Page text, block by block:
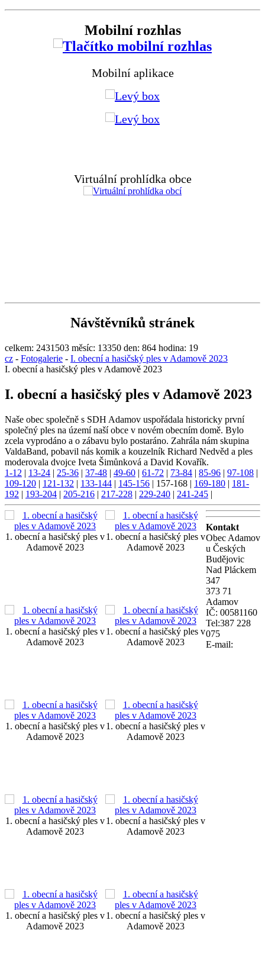
Mobilní rozhlas
Mobilní aplikace
Virtuální prohlídka obce
Návštěvníků stránek
celkem: 2431503 měsíc: 13350 den: 864 hodina: 19
cz - Fotogalerie - I. obecní a hasičský ples v Adamově 2023
I. obecní a hasičský ples v Adamově 2023
I. obecní a hasičský ples v Adamově 2023
Naše obec společně s SDH Adamov uspořádala historicky první
společný ples na území naší obce v novém obecním domě. Bylo
zcela vyprodáno a o zábavu bylo postaráno. Zahrála nám skupina
ValdaBand, pobavil nás komik a kouzelník Richard Nedvěd a ples
moderovala dvojce Iveta Šimůnková a David Kovařík.
1-12 | 13-24 | 25-36 | 37-48 | 49-60 | 61-72 | 73-84 | 85-96 | 97-108 |
109-120 | 121-132 | 133-144 | 145-156 | 157-168 | 169-180 | 181-
192 | 193-204 | 205-216 | 217-228 | 229-240 | 241-245 |
1. obecní a hasičský ples v
Adamově 2023
1. obecní a hasičský ples v
Adamově 2023
1. obecní a hasičský ples v
Adamově 2023
1. obecní a hasičský ples v
Adamově 2023
1. obecní a hasičský ples v
Adamově 2023
1. obecní a hasičský ples v
Adamově 2023
1. obecní a hasičský ples v
Adamově 2023
1. obecní a hasičský ples v
Adamově 2023
1. obecní a hasičský ples v
Adamově 2023
1. obecní a hasičský ples v
Adamově 2023
Kontakt
Obec Adamov
u Českých
Budějovic
Nad Pláckem
347
373 71
Adamov
IČ: 00581160
Tel:387 228
075
E-mail: